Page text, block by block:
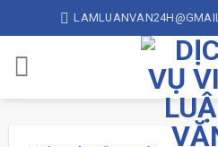
to
content